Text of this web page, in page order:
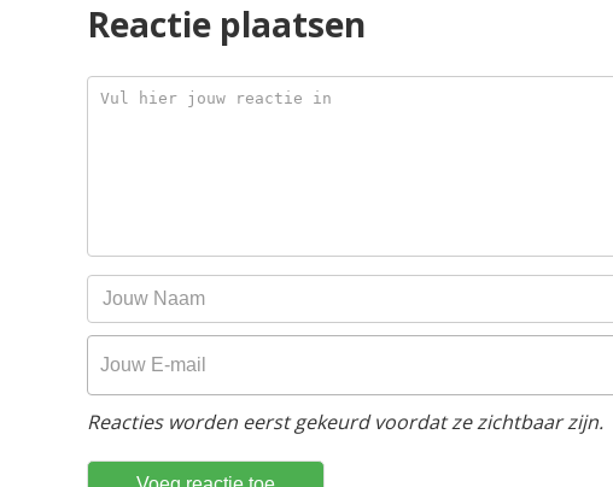
Reactie plaatsen
Reacties worden eerst gekeurd voordat ze zichtbaar zijn.